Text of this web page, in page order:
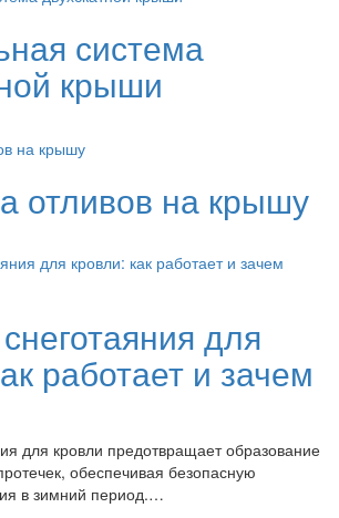
система
крыши
отливов на крышу
для
работает и зачем
для кровли предотвращает образование
обеспечивая безопасную
в зимний период.…